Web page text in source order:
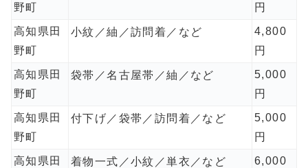
野町
円
高知県田
野町
小紋／紬／訪問着／など
4,800
円
高知県田
野町
袋帯／名古屋帯／紬／など
5,000
円
高知県田
野町
付下げ／袋帯／訪問着／など
5,000
円
高知県田
着物一式／小紋／単衣／など
6,000